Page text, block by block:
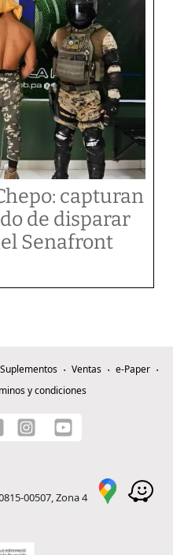
capturan
de disparar
Senafront
Suplementos Ventas
e-Paper
y condiciones
00507, Zona 4